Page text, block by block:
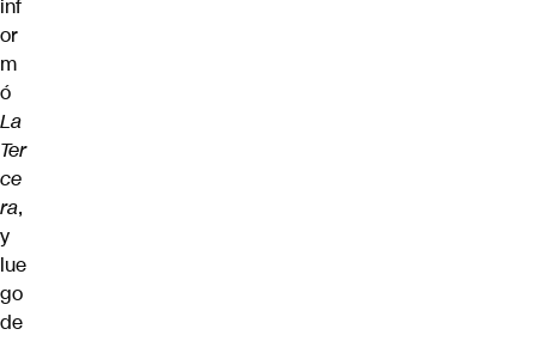
inf
or
m
ó
La
Ter
ce
ra,
y
lue
go
de